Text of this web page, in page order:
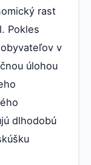
rast
Pokles
v
úlohou
dlhodobú